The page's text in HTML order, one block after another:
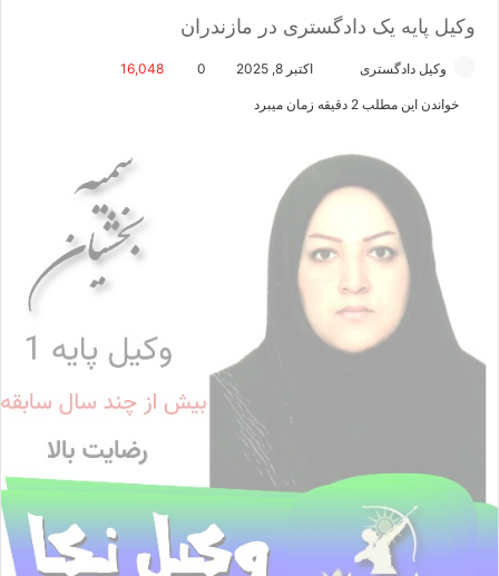
وکیل پایه یک دادگستری در مازندران
وکیل دادگستری
م
ل
اکتبر 8, 2025 0
16,048
خواندن این مطلب 2 دقیقه زمان میبرد